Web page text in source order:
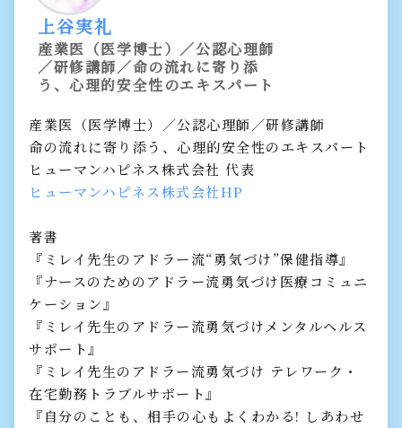
上谷実礼
産業医（医学博士）／公認心理師
／研修講師／命の流れに寄り添
う、心理的安全性のエキスパート
産業医（医学博士）／公認心理師／研修講師
命の流れに寄り添う、心理的安全性のエキスパート
ヒューマンハピネス株式会社 代表
ヒューマンハピネス株式会社HP
著書
『ミレイ先生のアドラー流“勇気づけ”保健指導』
『ナースのためのアドラー流勇気づけ医療コミュニ
ケーション』
『ミレイ先生のアドラー流勇気づけメンタルヘルス
サポート』
『ミレイ先生のアドラー流勇気づけ テレワーク・
在宅勤務トラブルサポート』
『自分のことも、相手の心もよくわかる! しあわせ